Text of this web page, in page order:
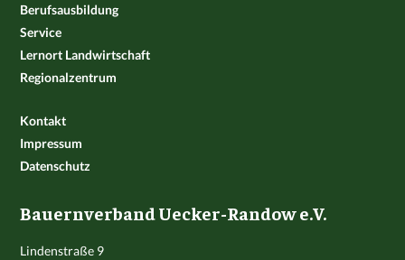
Berufsausbildung
Service
Lernort Landwirtschaft
Regionalzentrum
Kontakt
Impressum
Datenschutz
Bauernverband Uecker-Randow e.V.
Lindenstraße 9